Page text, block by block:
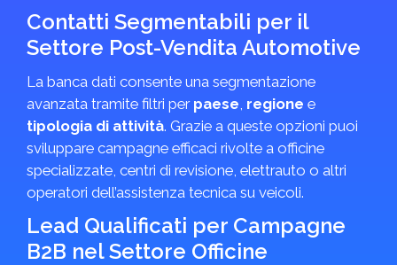
Contatti Segmentabili per il
Settore Post-Vendita Automotive
La banca dati consente una segmentazione
avanzata tramite filtri per paese, regione e
tipologia di attività. Grazie a queste opzioni puoi
sviluppare campagne efficaci rivolte a officine
specializzate, centri di revisione, elettrauto o altri
operatori dell’assistenza tecnica su veicoli.
Lead Qualificati per Campagne
B2B nel Settore Officine